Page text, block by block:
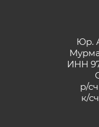
Юр.
ИНН
р/
к/